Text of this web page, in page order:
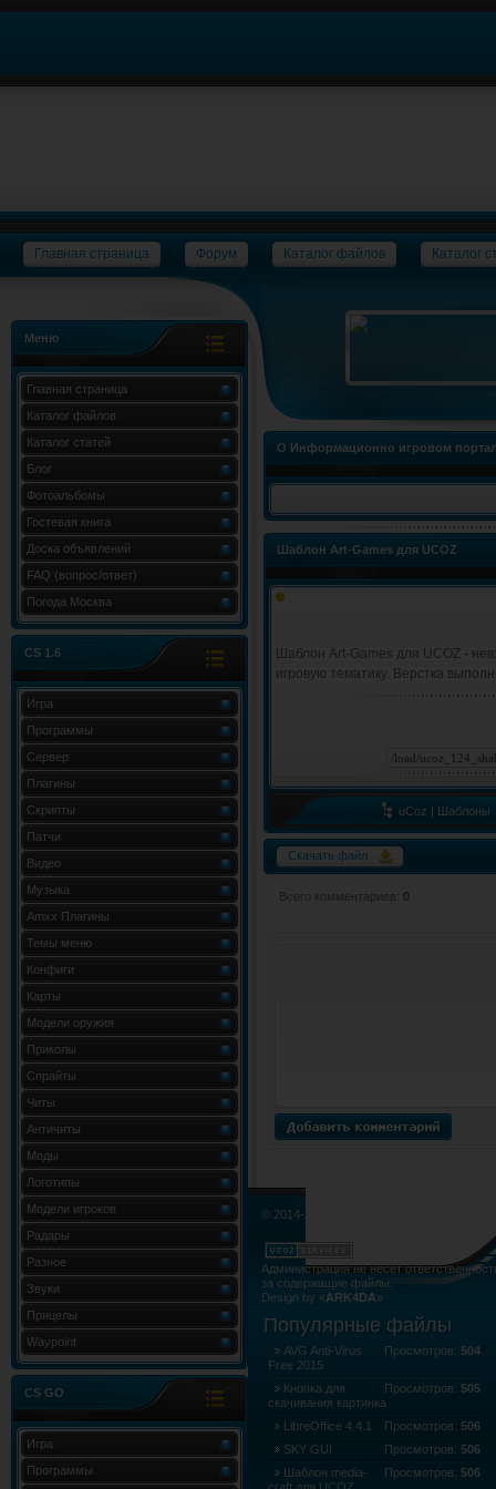
Главная страница Форум Каталог файлов Каталог
Меню
Главная страница
Каталог файлов
Каталог статей
Блог
Фотоальбомы
Гостевая книга
Доска объявлений
FAQ (вопрос/ответ)
Погода Москва
CS 1.6
Игра
Программы
Сервер
Плагины
Скрипты
Патчи
Видео
Музыка
Amxx Плагины
Темы меню
Конфиги
Карты
Модели оружия
Приколы
Спрайты
Читы
Античиты
Моды
Логотипы
Модели игроков
Радары
Разное
Звуки
Прицелы
Waypoint
CS GO
Игра
Программы
О Информационно игровом
Шаблон Art-Games для UCOZ
Шаблон Art-Games для UCOZ -
игровую тематику. Верстка
uCoz | Шаблоны
Скачать файл
Всего комментариев : 0
© 2014-2015. Все права не нарушены.
Администрация не несёт
за содержащие файлы.
Design by «ARK4DA»
Популярные файлы
Просмотров: 504
AVG Anti-Virus
Free 2015
Просмотров: 505
Кнопка для
скачивания картинка
Просмотров: 506
LibreOffice 4.4.1
Просмотров: 506
SKY GUI
Просмотров: 506
Шаблон media-